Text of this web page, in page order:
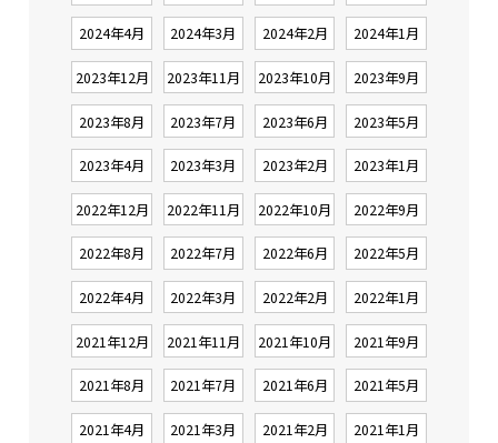
2024年4月 2024年3月 2024年2月 2024年1月
2023年12月 2023年11月 2023年10月 2023年9月
2023年8月 2023年7月 2023年6月 2023年5月
2023年4月 2023年3月 2023年2月 2023年1月
2022年12月 2022年11月 2022年10月 2022年9月
2022年8月 2022年7月 2022年6月 2022年5月
2022年4月 2022年3月 2022年2月 2022年1月
2021年12月 2021年11月 2021年10月 2021年9月
2021年8月 2021年7月 2021年6月 2021年5月
2021年4月 2021年3月 2021年2月 2021年1月